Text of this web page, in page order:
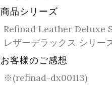
商品シリーズ
Refinad Leather Deluxe
レザーデラックス シリー
お客様のご感想
※(refinad-dx00113)